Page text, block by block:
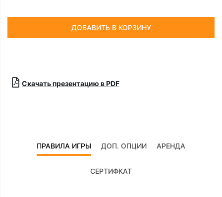
ДОБАВИТЬ В КОРЗИНУ
Скачать презентацию в PDF
ПРАВИЛА ИГРЫ ДОП. ОПЦИИ АРЕНДА
СЕРТИФКАТ